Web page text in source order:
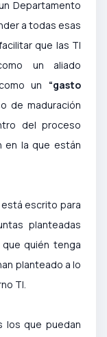
Departamento
a todas esas
que las TI
un aliado
un “gasto
de maduración
del proceso
en la que están
está escrito para
planteadas
quién tenga
planteado a lo
TI.
los que puedan